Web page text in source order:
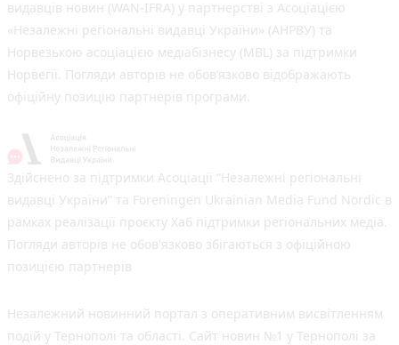
видавців новин (WAN-IFRA) у партнерстві з Асоціацією
«Незалежні регіональні видавці України» (АНРВУ) та
Норвезькою асоціацією медіабізнесу (MBL) за підтримки
Норвегії. Погляди авторів не обов’язково відображають
офіційну позицію партнерів програми.
Здійснено за підтримки Асоціації “Незалежні регіональні
видавці України” та Foreningen Ukrainian Media Fund Nordic в
рамках реалізації проєкту Хаб підтримки регіональних медіа.
Погляди авторів не обов'язково збігаються з офіційною
позицією партнерів
Незалежний новинний портал з оперативним висвітленням
подій у Тернополі та області. Сайт новин №1 у Тернополі за